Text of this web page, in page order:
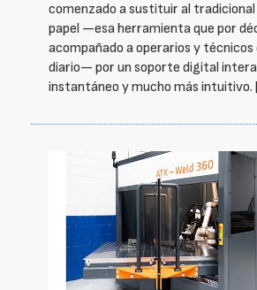
comenzado a sustituir al tradicional
papel —esa herramienta que por
acompañado a operarios y técnicos
diario— por un soporte digital
instantáneo y mucho más intuitivo.